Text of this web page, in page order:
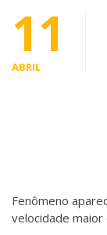
11
ABRIL
Fenômeno
velocidade maior